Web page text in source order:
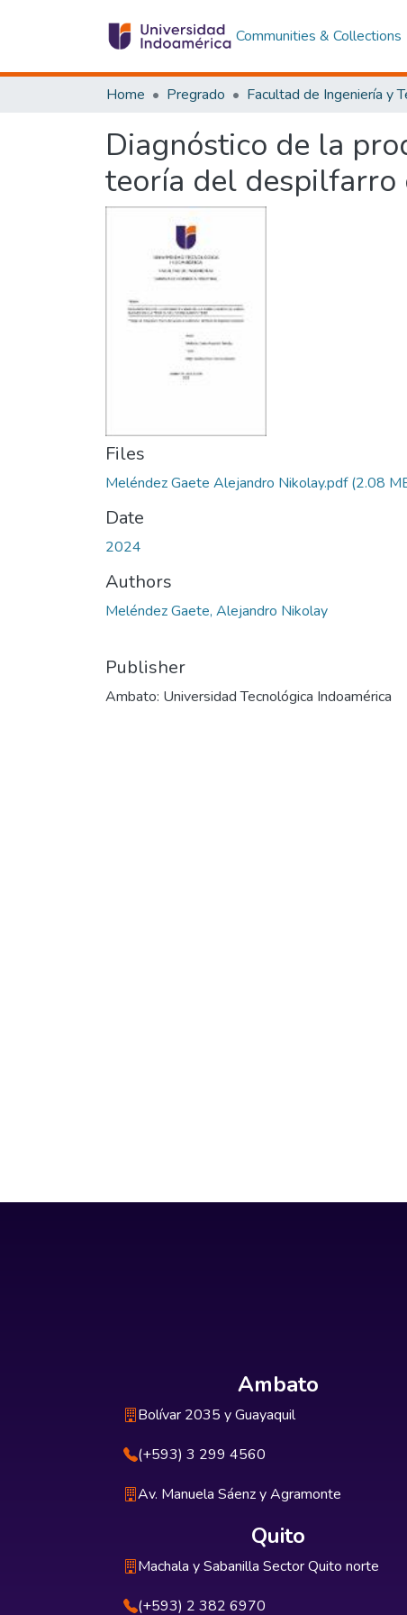
Communities & Collections
Home Pregrado
Diagnóstico de la
teoría del despilfarro
Files
Meléndez Gaete Alejandro Nikolay.pdf(2.08
Date
2024
Authors
Meléndez Gaete, Alejandro Nikolay
Publisher
Ambato: Universidad Tecnológica Indoamérica
Ambato
Bolívar 2035 y Guayaquil
(+593) 3 299 4560
Av. Manuela Sáenz y Agramonte
Quito
Machala y Sabanilla Sector Quito norte
(+593) 2 382 6970